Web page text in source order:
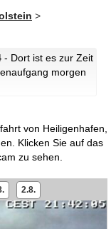
>
- Dort ist es zur Zeit
morgen
von Heiligenhafen,
Klicken Sie auf das
zu sehen.
2.8.